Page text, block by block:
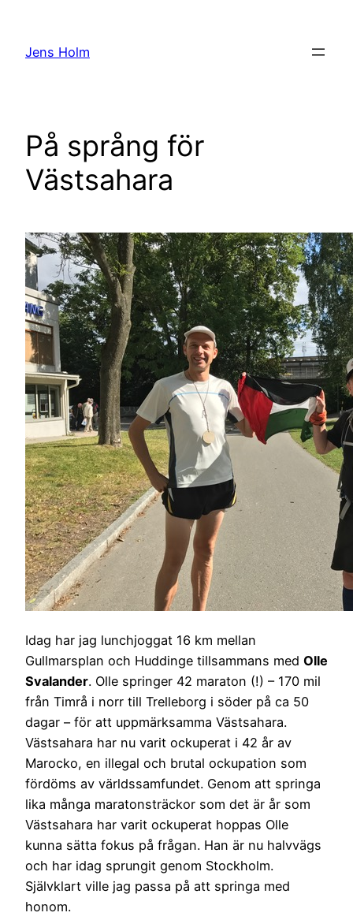
innehåll
Jens Holm
På språng för
Västsahara
Idag har jag lunchjoggat 16 km mellan
Gullmarsplan och Huddinge tillsammans med Olle
Svalander. Olle springer 42 maraton (!) – 170 mil
från Timrå i norr till Trelleborg i söder på ca 50
dagar – för att uppmärksamma Västsahara.
Västsahara har nu varit ockuperat i 42 år av
Marocko, en illegal och brutal ockupation som
fördöms av världssamfundet. Genom att springa
lika många maratonsträckor som det är år som
Västsahara har varit ockuperat hoppas Olle
kunna sätta fokus på frågan. Han är nu halvvägs
och har idag sprungit genom Stockholm.
Självklart ville jag passa på att springa med
honom.